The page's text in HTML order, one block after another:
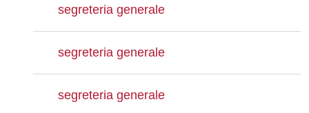
segreteria generale
segreteria generale
segreteria generale